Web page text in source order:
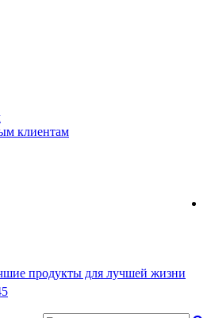
клиентам
продукты для лучшей жизни